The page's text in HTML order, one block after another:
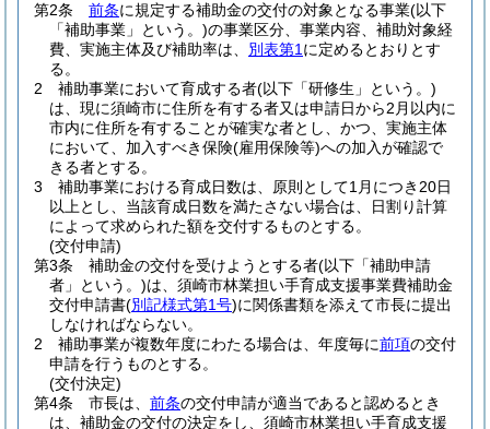
第2条
前条に規定する補助金の交付の対象となる事業(以下
「補助事業」という。)の事業区分、事業内容、補助対象経
費、実施主体及び補助率は、 別表第1 に定めるとおりとす
る。
2
補助事業において育成する者(以下「研修生」という。)
は、現に須崎市に住所を有する者又は申請日から2月以内に
市内に住所を有することが確実な者とし、かつ、実施主体
において、加入すべき保険(雇用保険等)への加入が確認で
きる者とする。
3
補助事業における育成日数は、原則として1月につき20日
以上とし、当該育成日数を満たさない場合は、日割り計算
によって求められた額を交付するものとする。
(交付申請)
第3条
補助金の交付を受けようとする者(以下「補助申請
者」という。)は、須崎市林業担い手育成支援事業費補助金
交付申請書(別記様式第1号)に関係書類を添えて市長に提出
しなければならない。
2
補助事業が複数年度にわたる場合は、年度毎に前項の交付
申請を行うものとする。
(交付決定)
第4条
市長は、 前条の交付申請が適当であると認めるとき
は、補助金の交付の決定をし、須崎市林業担い手育成支援